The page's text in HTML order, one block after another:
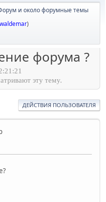
и около форумные темы
)
форума ?
эту тему.
ДЕЙСТВИЯ ПОЛЬЗОВАТЕЛЯ